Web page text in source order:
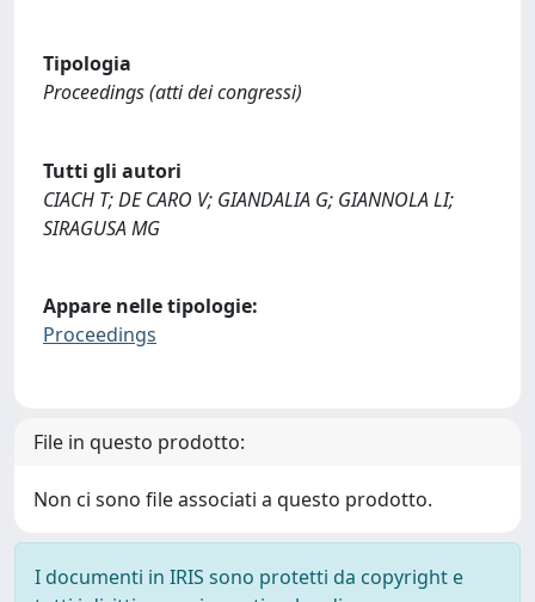
Tipologia
Proceedings (atti dei congressi)
Tutti gli autori
CIACH T; DE CARO V; GIANDALIA G; GIANNOLA LI;
SIRAGUSA MG
Appare nelle tipologie:
Proceedings
File in questo prodotto:
Non ci sono file associati a questo prodotto.
I documenti in IRIS sono protetti da copyright e